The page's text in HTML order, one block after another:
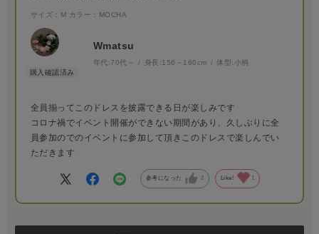
サイズ：M カラー：MOCHA
Wmatsu
年代:70代～ 身長:156～160cm 体型:小柄
全員揃ってこのドレスを披露できる日が楽しみです
コロナ禍でイベント開催ができない期間があり、久しぶりに全
員参加のでのイベントに参加して頂きこのドレスで楽しんでい
ただきます
参考になった 2 Like! 1